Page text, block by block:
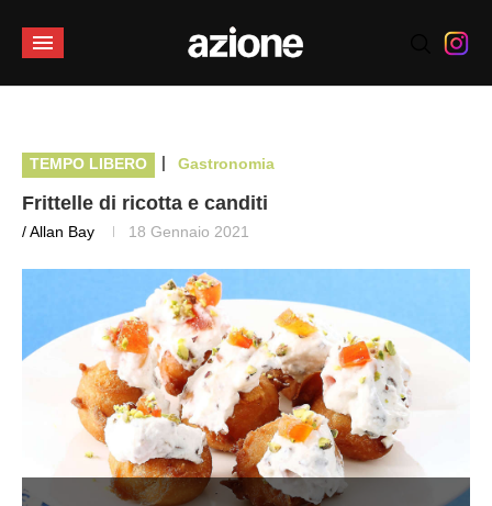
TEMPO LIBERO | Gastronomia
Frittelle di ricotta e canditi
/ Allan Bay 18 Gennaio 2021